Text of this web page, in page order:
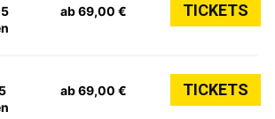
ab 69,00 € TICKETS
ab 69,00 € TICKETS